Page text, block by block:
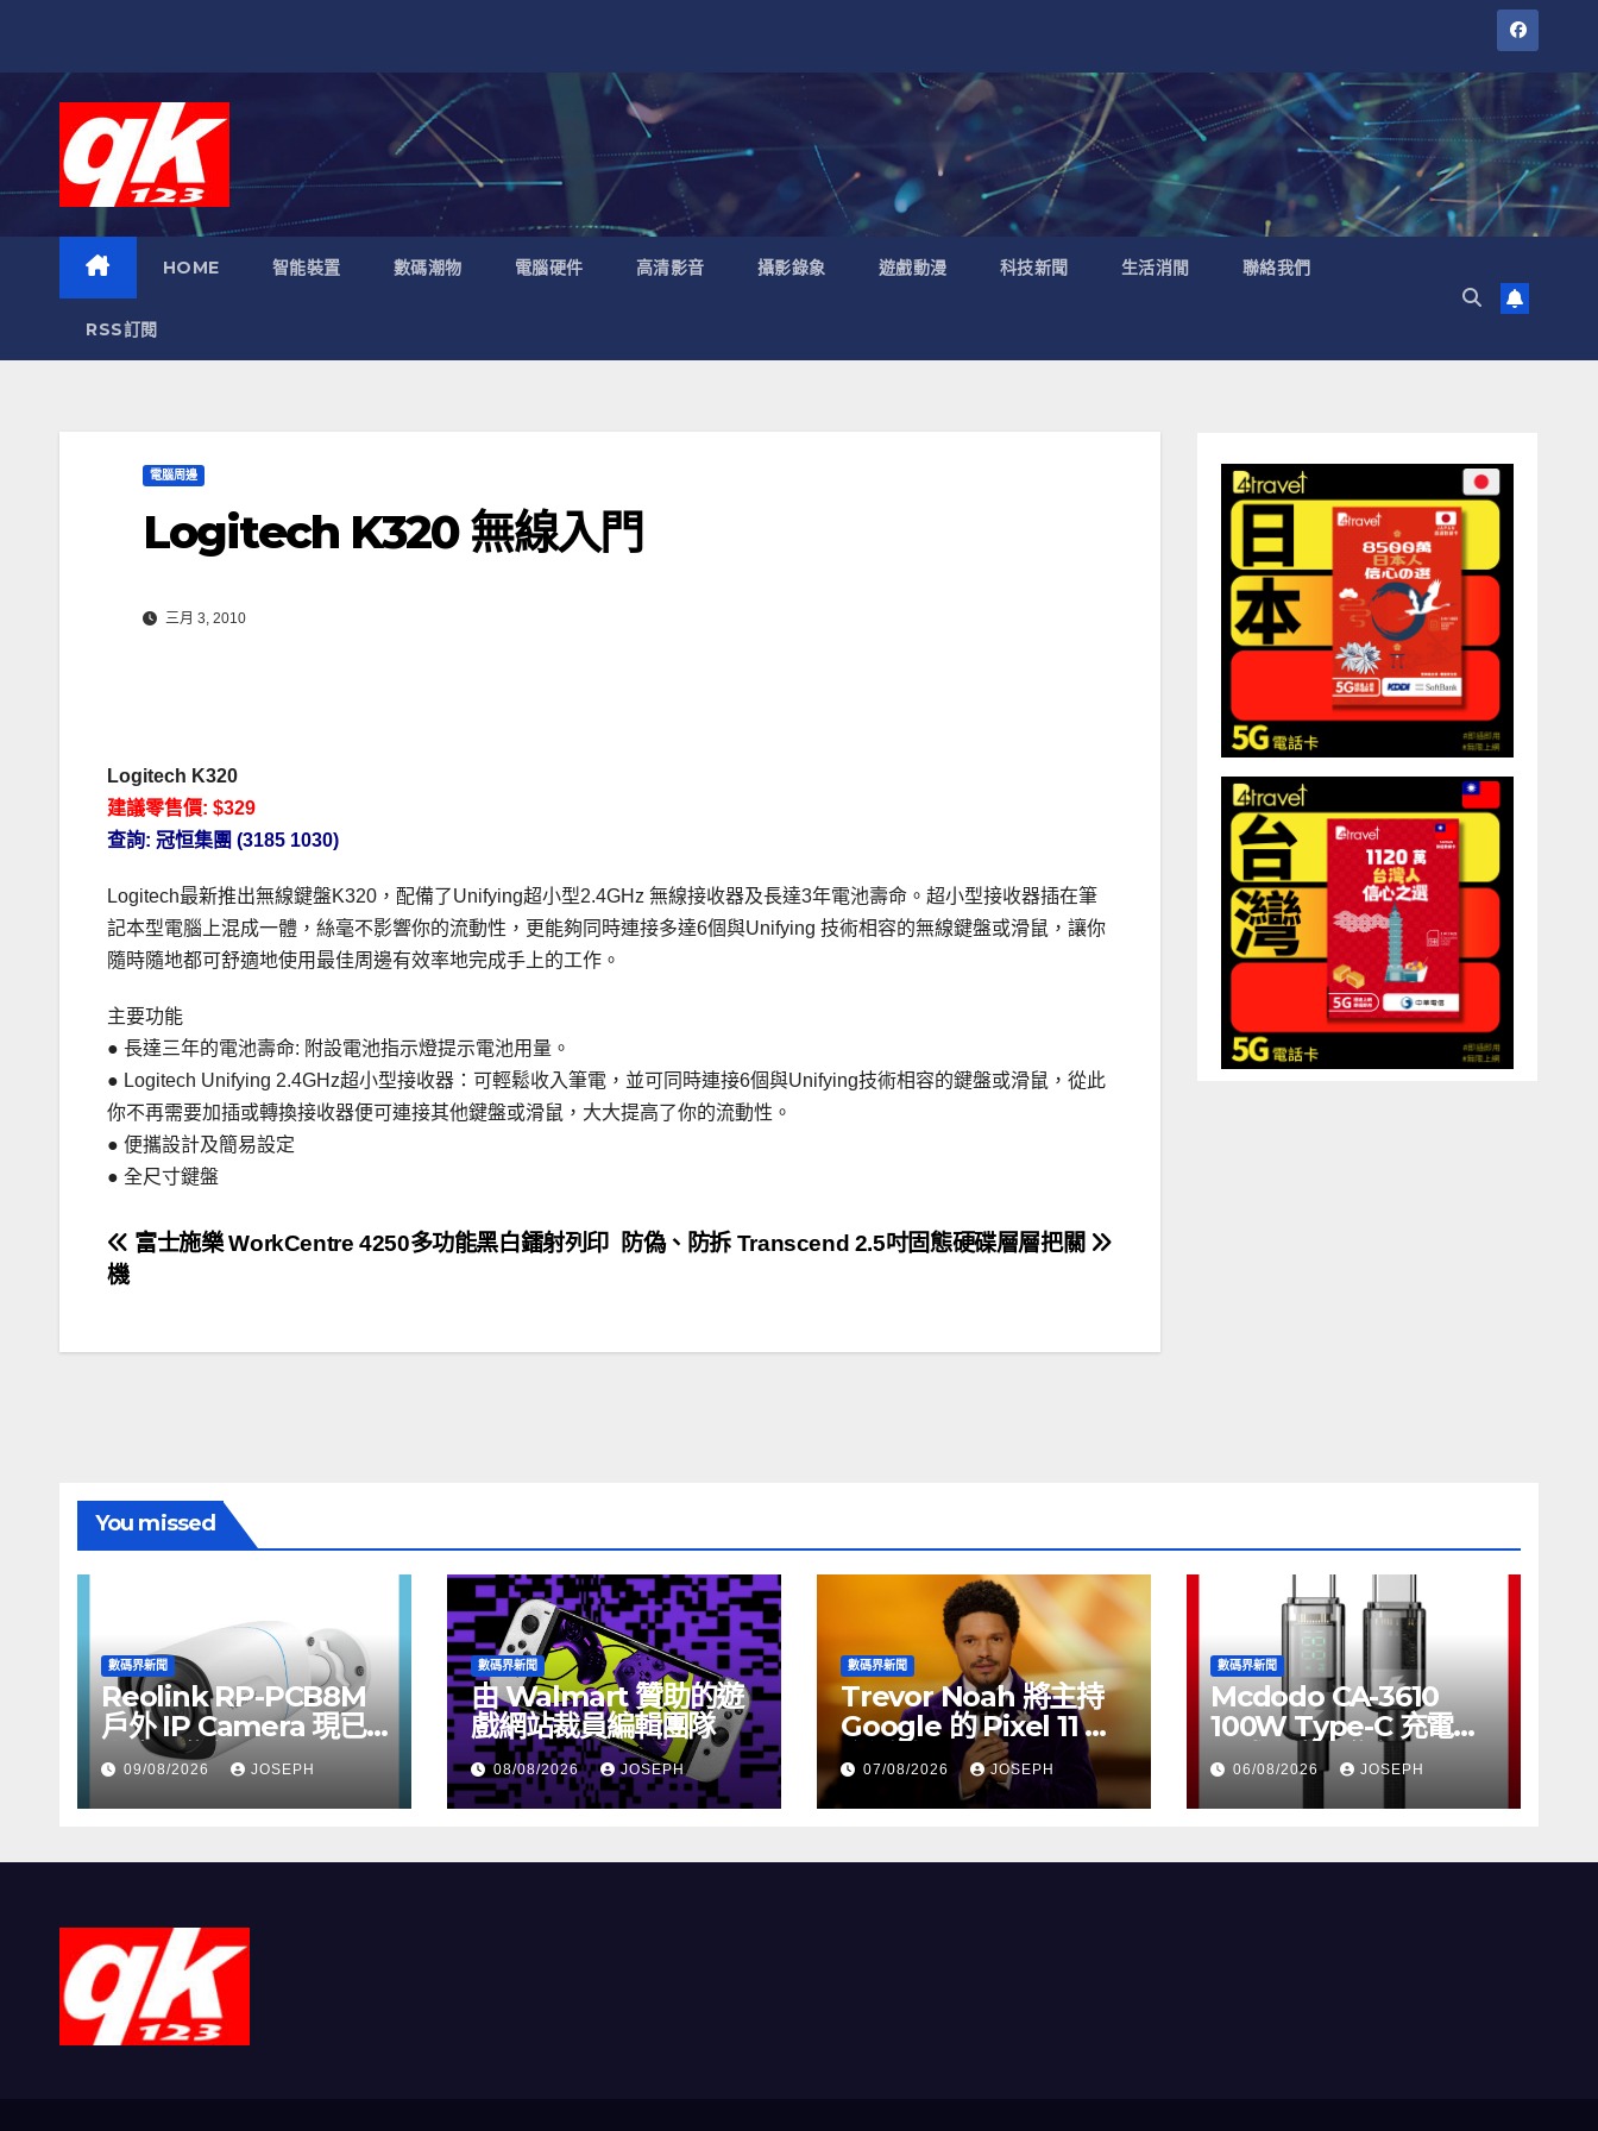
HOME 智能裝置 數碼潮物 電腦硬件 高清影音 攝影錄象 遊戲動漫 科技新聞 生活消閒 聯絡我們
RSS訂閱
電腦周邊
Logitech K320 無線入門
三月 3, 2010
Logitech K320
建議零售價: $329
查詢: 冠恒集團 (3185 1030)
Logitech最新推出無線鍵盤K320，配備了Unifying超小型2.4GHz 無線接收器及長達3年電池壽命。超小型接收器插在筆
記本型電腦上混成一體，絲毫不影響你的流動性，更能夠同時連接多達6個與Unifying 技術相容的無線鍵盤或滑鼠，讓你
隨時隨地都可舒適地使用最佳周邊有效率地完成手上的工作。
主要功能
● 長達三年的電池壽命: 附設電池指示燈提示電池用量。
● Logitech Unifying 2.4GHz超小型接收器：可輕鬆收入筆電，並可同時連接6個與Unifying技術相容的鍵盤或滑鼠，從此
你不再需要加插或轉換接收器便可連接其他鍵盤或滑鼠，大大提高了你的流動性。
● 便攜設計及簡易設定
● 全尺寸鍵盤
文
章
導
防偽、防拆 Transcend 2.5吋固態硬碟層層把關
富士施樂 WorkCentre 4250多功能黑白鐳射列印
機
You missed
數碼界新聞
Reolink RP-PCB8M
戶外 IP Camera 現已
上市，售價 HK$722
09/08/2026 JOSEPH
數碼界新聞
由 Walmart 贊助的遊
戲網站裁員編輯團隊
08/08/2026 JOSEPH
數碼界新聞
Trevor Noah 將主持
Google 的 Pixel 11 推
介活動
07/08/2026 JOSEPH
數碼界新聞
Mcdodo CA-3610
100W Type-C 充電線
正式上市，售價
HK$115
06/08/2026 JOSEPH